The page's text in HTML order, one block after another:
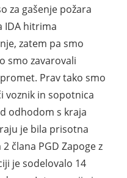
za gašenje požara
IDA hitrima
zatem pa smo
smo zavarovali
Prav tako smo
voznik in sopotnica
odhodom s kraja
je bila prisotna
člana PGD Zapoge z
je sodelovalo 14